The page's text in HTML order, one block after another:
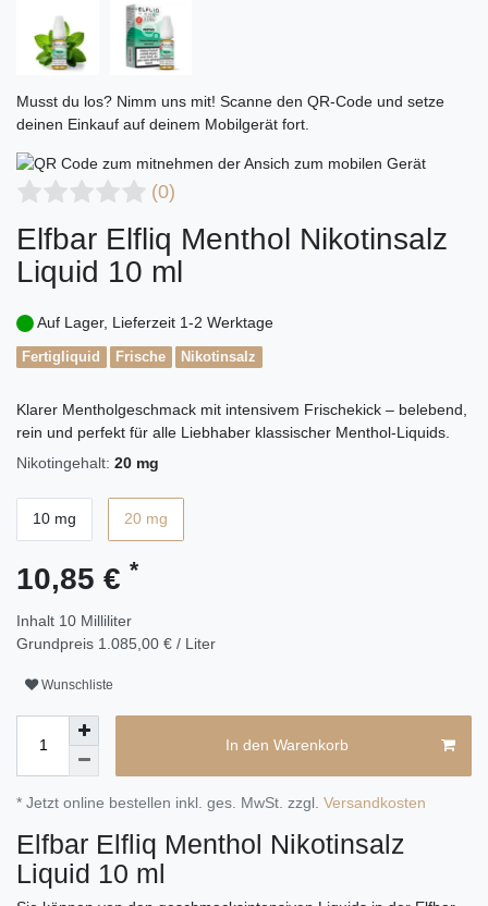
Musst du los? Nimm uns mit! Scanne den QR-Code und setze
deinen Einkauf auf deinem Mobilgerät fort.
(0)
Elfbar Elfliq Menthol Nikotinsalz
Liquid 10 ml
Auf Lager, Lieferzeit 1-2 Werktage
Fertigliquid Frische Nikotinsalz
Klarer Mentholgeschmack mit intensivem Frischekick – belebend,
rein und perfekt für alle Liebhaber klassischer Menthol-Liquids.
Nikotingehalt: 20 mg
10 mg 20 mg
10,85 € *
Inhalt 10 Milliliter
Grundpreis 1.085,00 € / Liter
Wunschliste
In den Warenkorb
* Jetzt online bestellen inkl. ges. MwSt. zzgl. Versandkosten
Elfbar Elfliq Menthol Nikotinsalz
Liquid 10 ml